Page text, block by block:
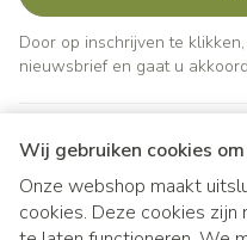
Wij gebruiken cookies
Onze webshop maakt
cookies. Deze cookies
Door op inschrijven te
nieuwsbrief en gaat u